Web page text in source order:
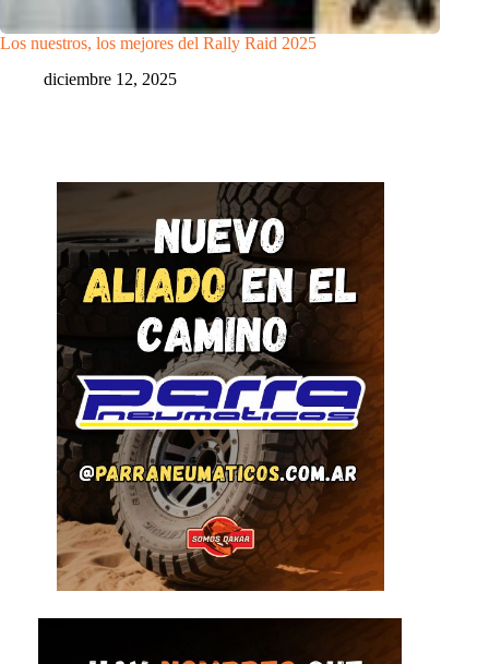
Los nuestros, los mejores del Rally Raid 2025
diciembre 12, 2025